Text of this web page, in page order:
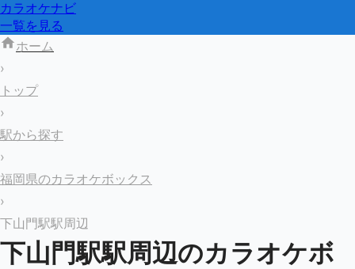
カラオケナビ
一覧を見る
ホーム
›
トップ
›
駅から探す
›
福岡県のカラオケボックス
›
下山門駅駅周辺
下山門駅駅周辺のカラオケボ